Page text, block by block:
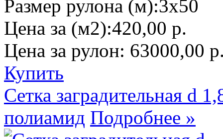
Размер рулона (м):3х50
Цена за (м2):420,00 р.
Цена за рулон: 63000,00
Купить
Сетка заградительная d
полиамид Подробнее »